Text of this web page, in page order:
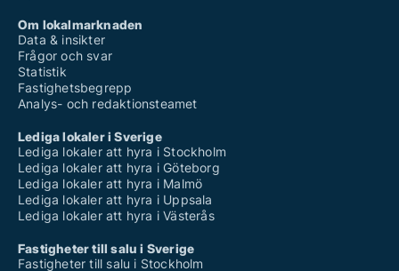
Om lokalmarknaden
Data & insikter
Frågor och svar
Statistik
Fastighetsbegrepp
Analys- och redaktionsteamet
Lediga lokaler i Sverige
Lediga lokaler att hyra i Stockholm
Lediga lokaler att hyra i Göteborg
Lediga lokaler att hyra i Malmö
Lediga lokaler att hyra i Uppsala
Lediga lokaler att hyra i Västerås
Fastigheter till salu i Sverige
Fastigheter till salu i Stockholm